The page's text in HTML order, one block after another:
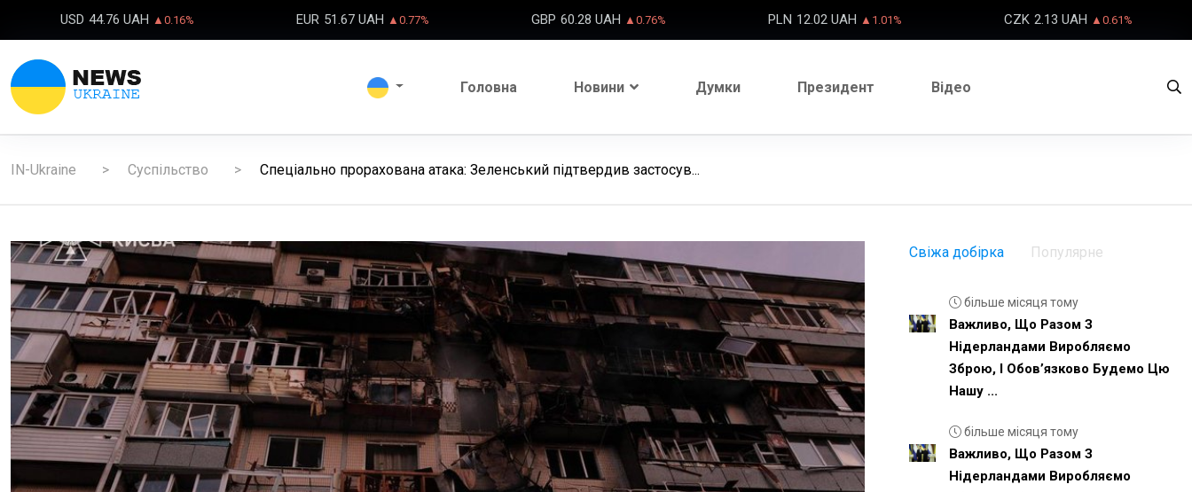
USD 44.76 UAH ▲0.16% EUR 51.67 UAH ▲0.77% GBP 60.28 UAH ▲0.76% PLN 12.02 UAH ▲1.01% CZK 2.13 UAH ▲0.61%
Головна Новини Думки Президент Відео
IN-Ukraine Суспільство Спеціально прорахована атака: Зеленський підтвердив застосув...
Свіжа добірка Популярне
більше місяця тому
Важливо, Що Разом З
Нідерландами Виробляємо
Зброю, І Обовʼязково Будемо Цю
Нашу ...
більше місяця тому
Важливо, Що Разом З
Нідерландами Виробляємо